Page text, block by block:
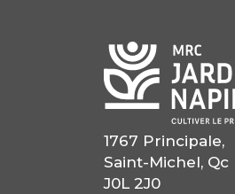
1767 Principale,
Saint-Michel, Qc
J0L 2J0